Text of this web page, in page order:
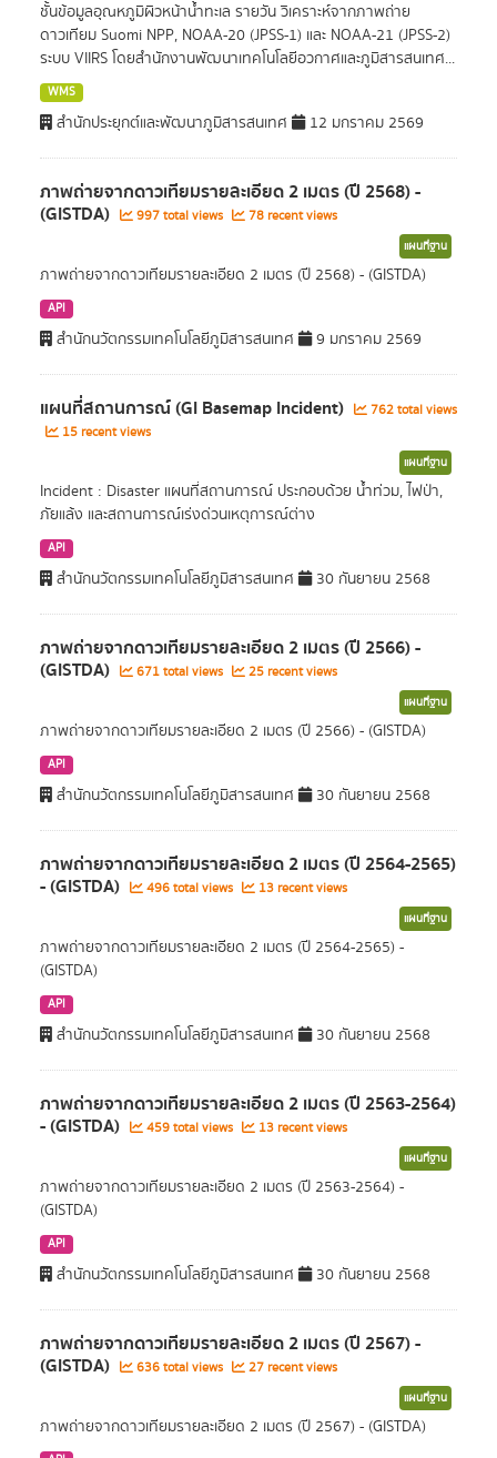
ชั้นข้อมูลอุณหภูมิผิวหน้าน้ำทะเล รายวัน วิเคราะห์จากภาพถ่าย
ดาวเทียม Suomi NPP, NOAA-20 (JPSS-1) และ NOAA-21 (JPSS-2)
ระบบ VIIRS โดยสำนักงานพัฒนาเทคโนโลยีอวกาศและภูมิสารสนเทศ...
WMS
สำนักประยุกต์และพัฒนาภูมิสารสนเทศ 12 มกราคม 2569
ภาพถ่ายจากดาวเทียมรายละเอียด 2 เมตร (ปี 2568) -
(GISTDA) 997 total views 78 recent views
แผนที่ฐาน
ภาพถ่ายจากดาวเทียมรายละเอียด 2 เมตร (ปี 2568) - (GISTDA)
API
สำนักนวัตกรรมเทคโนโลยีภูมิสารสนเทศ 9 มกราคม 2569
แผนที่สถานการณ์ (GI Basemap Incident)
762 total views
15 recent views
แผนที่ฐาน
Incident : Disaster แผนที่สถานการณ์ ประกอบด้วย น้ำท่วม, ไฟป่า,
ภัยแล้ง และสถานการณ์เร่งด่วนเหตุการณ์ต่าง
API
สำนักนวัตกรรมเทคโนโลยีภูมิสารสนเทศ 30 กันยายน 2568
ภาพถ่ายจากดาวเทียมรายละเอียด 2 เมตร (ปี 2566) -
(GISTDA) 671 total views 25 recent views
แผนที่ฐาน
ภาพถ่ายจากดาวเทียมรายละเอียด 2 เมตร (ปี 2566) - (GISTDA)
API
สำนักนวัตกรรมเทคโนโลยีภูมิสารสนเทศ 30 กันยายน 2568
ภาพถ่ายจากดาวเทียมรายละเอียด 2 เมตร (ปี 2564-2565)
- (GISTDA) 496 total views 13 recent views
แผนที่ฐาน
ภาพถ่ายจากดาวเทียมรายละเอียด 2 เมตร (ปี 2564-2565) -
(GISTDA)
API
สำนักนวัตกรรมเทคโนโลยีภูมิสารสนเทศ 30 กันยายน 2568
ภาพถ่ายจากดาวเทียมรายละเอียด 2 เมตร (ปี 2563-2564)
- (GISTDA) 459 total views 13 recent views
แผนที่ฐาน
ภาพถ่ายจากดาวเทียมรายละเอียด 2 เมตร (ปี 2563-2564) -
(GISTDA)
API
สำนักนวัตกรรมเทคโนโลยีภูมิสารสนเทศ 30 กันยายน 2568
ภาพถ่ายจากดาวเทียมรายละเอียด 2 เมตร (ปี 2567) -
(GISTDA) 636 total views 27 recent views
แผนที่ฐาน
ภาพถ่ายจากดาวเทียมรายละเอียด 2 เมตร (ปี 2567) - (GISTDA)